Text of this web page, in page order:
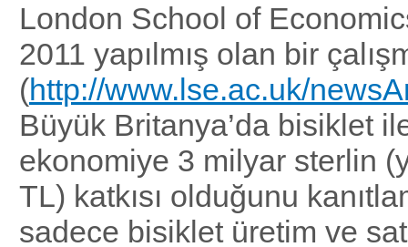
London School of
2011 yapılmış olan bir
(http://www.lse.ac.uk/
Büyük Britanya’da bisiklet
ekonomiye 3 milyar sterlin
TL) katkısı olduğunu
sadece bisiklet üretim ve